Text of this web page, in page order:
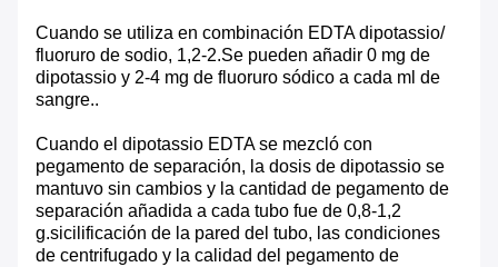
Cuando se utiliza en combinación EDTA dipotassio/
fluoruro de sodio, 1,2-2.Se pueden añadir 0 mg de
dipotassio y 2-4 mg de fluoruro sódico a cada ml de
sangre..
Cuando el dipotassio EDTA se mezcló con
pegamento de separación, la dosis de dipotassio se
mantuvo sin cambios y la cantidad de pegamento de
separación añadida a cada tubo fue de 0,8-1,2
g.sicilificación de la pared del tubo, las condiciones
de centrifugado y la calidad del pegamento de